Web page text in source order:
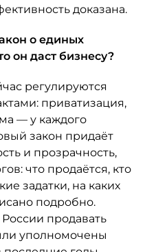
доказана.
о единых
он даст бизнесу?
регулируются
приватизация,
— у каждого
закон придаёт
и прозрачность,
что продаётся, кто
задатки, на каких
подробно.
продавать
уполномочены